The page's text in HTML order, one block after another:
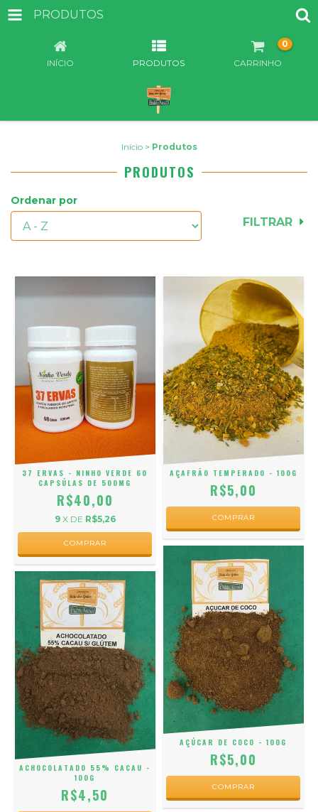
PRODUTOS
INÍCIO PRODUTOS CARRINHO
0
Início > Produtos
PRODUTOS
Ordenar por
FILTRAR
37 ERVAS - NINHO VERDE 60
CAPSÚLAS DE 500MG
R$40,00
9 X DE R$5,26
AÇAFRÃO TEMPERADO - 100G
R$5,00
ACHOCOLATADO 55% CACAU -
100G
R$4,50
AÇÚCAR DE COCO - 100G
R$5,00